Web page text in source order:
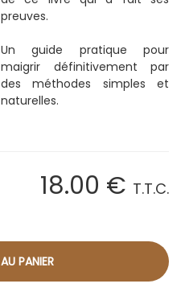
preuves.
Un guide pratique pour
maigrir définitivement par
des méthodes simples et
naturelles.
18.00 € T.T.C.